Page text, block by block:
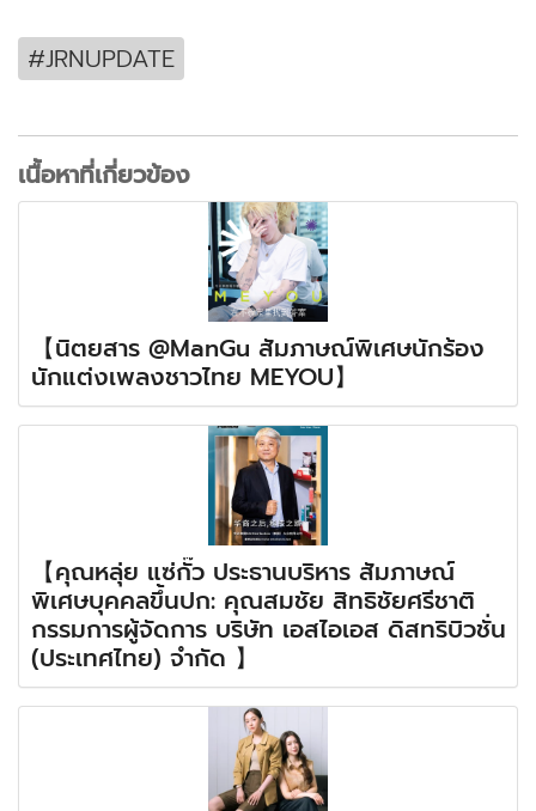
#JRNUPDATE
เนื้อหาที่เกี่ยวข้อง
【นิตยสาร @ManGu สัมภาษณ์พิเศษนักร้อง
นักแต่งเพลงชาวไทย MEYOU】
【คุณหลุ่ย แซ่กั๊ว ประธานบริหาร สัมภาษณ์
พิเศษบุคคลขึ้นปก: คุณสมชัย สิทธิชัยศรีชาติ
กรรมการผู้จัดการ บริษัท เอสไอเอส ดิสทริบิวชั่น
(ประเทศไทย) จำกัด 】